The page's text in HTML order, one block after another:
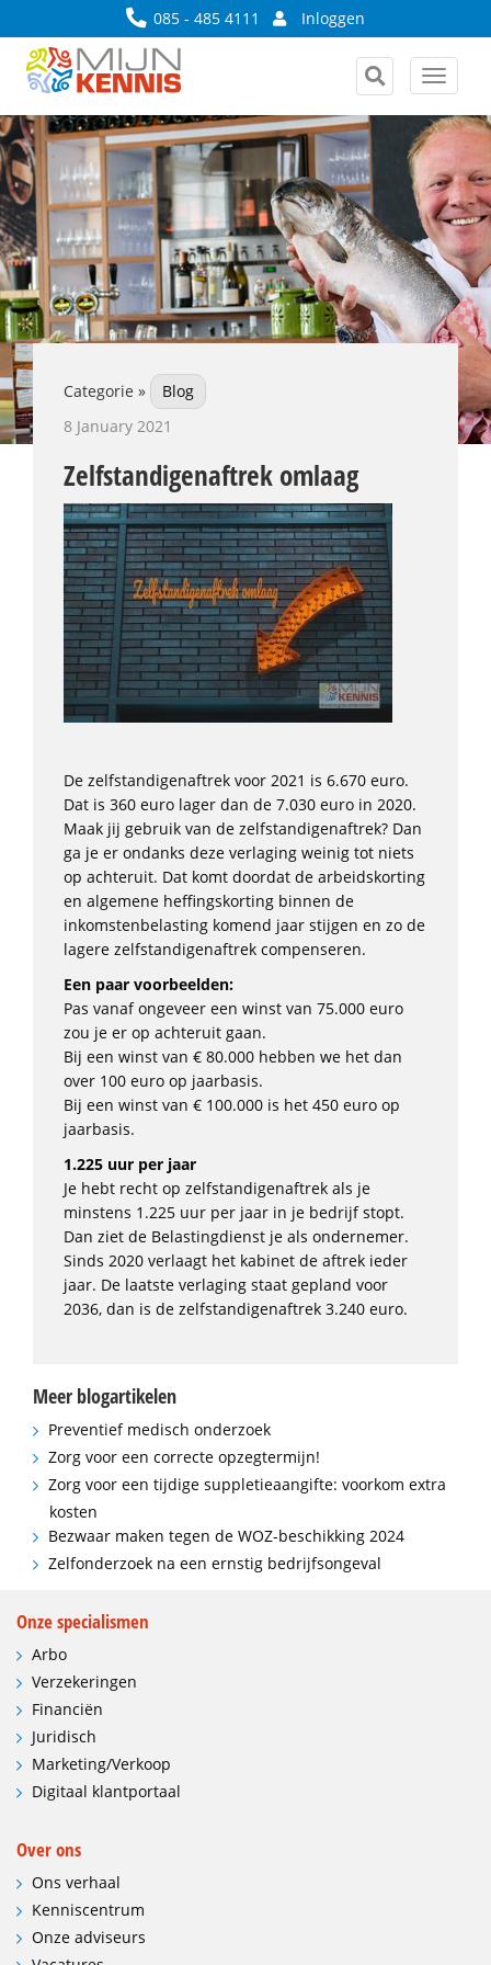
085 - 485 4111 Inloggen
Toggle
Categorie »
Blog
8 January 2021
Zelfstandigenaftrek omlaag
De zelfstandigenaftrek voor 2021 is 6.670 euro.
Dat is 360 euro lager dan de 7.030 euro in 2020.
Maak jij gebruik van de zelfstandigenaftrek? Dan
ga je er ondanks deze verlaging weinig tot niets
op achteruit. Dat komt doordat de arbeidskorting
en algemene heffingskorting binnen de
inkomstenbelasting komend jaar stijgen en zo de
lagere zelfstandigenaftrek compenseren.
Een paar voorbeelden:
Pas vanaf ongeveer een winst van 75.000 euro
zou je er op achteruit gaan.
Bij een winst van € 80.000 hebben we het dan
over 100 euro op jaarbasis.
Bij een winst van € 100.000 is het 450 euro op
jaarbasis.
1.225 uur per jaar
Je hebt recht op zelfstandigenaftrek als je
minstens 1.225 uur per jaar in je bedrijf stopt.
Dan ziet de Belastingdienst je als ondernemer.
Sinds 2020 verlaagt het kabinet de aftrek ieder
jaar. De laatste verlaging staat gepland voor
2036, dan is de zelfstandigenaftrek 3.240 euro.
Meer blogartikelen
Preventief medisch onderzoek
Zorg voor een correcte opzegtermijn!
Zorg voor een tijdige suppletieaangifte: voorkom extra
kosten
Bezwaar maken tegen de WOZ-beschikking 2024
Zelfonderzoek na een ernstig bedrijfsongeval
Onze specialismen
Arbo
Verzekeringen
Financiën
Juridisch
Marketing/Verkoop
Digitaal klantportaal
Over ons
Ons verhaal
Kenniscentrum
Onze adviseurs